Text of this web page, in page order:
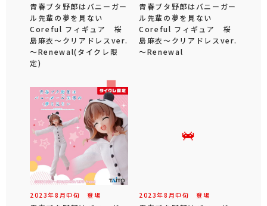
青春ブタ野郎はバニーガー
ル先輩の夢を見ない
Coreful フィギュア 桜
島麻衣～クリアドレスver.
～Renewal(タイクレ限
定)
青春ブタ野郎はバニーガー
ル先輩の夢を見ない
Coreful フィギュア 桜
島麻衣～クリアドレスver.
～Renewal
2023年8 月中旬 登場 2023年8 月中旬 登場